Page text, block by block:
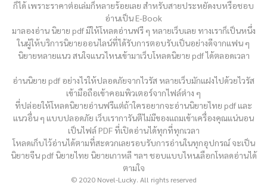
ก็ได้ เพราะราคาต่อเล่มก็หลายร้อยเลย สำหรับสายประหยัดงบหรือชอบ
อ่านเป็น E-Book
มาลองอ่าน นิยาย pdf มีให้โหลดอ่านฟรี ๆ หลายเว็บเลย ทางเราก็เป็นหนึ่ง
ในผู้ให้บริการนิยายออนไลน์ที่ได้รับการตอบรับเป็นอย่างดีจากแฟน ๆ
นิยายหลายแนว สนใจแนวไหนเข้ามาเว็บโหลดนิยาย pdf ได้ตลอดเวลา
อ่านนิยาย pdf อย่างไรให้ปลอดภัยจากไวรัส หลายเว็บมักแฝงไปด้วยไวรัส
เข้ามือถือเข้าคอมพิวเตอร์จากไฟล์ต่าง ๆ
ที่ปล่อยให้โหลดนิยายอ่านฟรีแต่ถ้าใครอยากจะอ่านนิยายไทย pdf และ
แนวอื่น ๆ แบบปลอดภัย เว็บเราการันตีไม่มีของแถมเข้าเครื่องคุณแน่นอน
เป็นไฟล์ PDF ที่เปิดอ่านได้ทุกที่ทุกเวลา
โหลดเก็บไว้อ่านได้ตามที่สะดวกเลยรอบรับการอ่านในทุกอุปกรณ์ จะเป็น
นิยายจีน pdf นิยายไทย นิยายเกาหลี ฯลฯ ชอบแบบไหนเลือกโหลดอ่านได้
ตามใจ
© 2020 Novel-Lucky. All rights reserved